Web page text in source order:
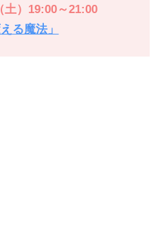
土）19:00～21:00
る魔法」